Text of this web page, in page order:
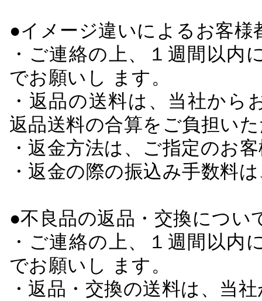
●イメージ違いによるお客
・ご連絡の上、１週間以
でお願いし ます。
・返品の送料は、当社か
返品送料の合算をご負担い
・返金方法は、ご指定のお
・返金の際の振込み手数料
●不良品の返品・交換につい
・ご連絡の上、１週間以
でお願いし ます。
・返品・交換の送料は、当